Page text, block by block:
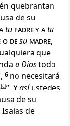
quebrantan
de su
tu padre y atu
o desu madre,
que
a Diostodo
6 no necesitará
[c]”. Yasíustedes
de su
de